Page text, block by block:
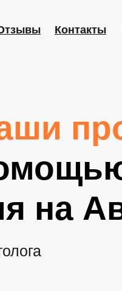
Контакты
на